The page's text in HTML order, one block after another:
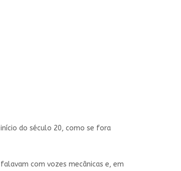
do século 20, como se fora
com vozes mecânicas e, em